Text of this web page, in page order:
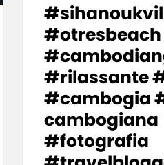
#otresbeach
#rilassante
#cambogia
cambogiana
#fotografia